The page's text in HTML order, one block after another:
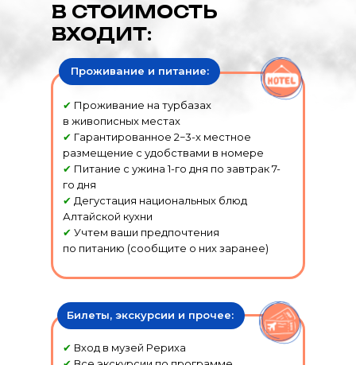
✔ Вход в музей Рериха
Билеты, экскурсии и прочее:
✔ Проживание на турбазах
в живописных местах
✔ Гарантированное 2−3-х местное
размещение с удобствами в номере
✔ Питание с ужина 1-го дня по завтрак 7-
го дня
✔ Дегустация национальных блюд
Алтайской кухни
✔ Учтем ваши предпочтения
по питанию (сообщите о них заранее)
Проживание и питание:
В СТОИМОСТЬ
ВХОДИТ: